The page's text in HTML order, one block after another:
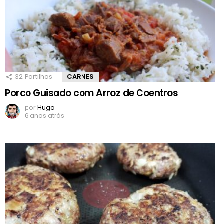
32 Partilhas CARNES
Porco Guisado com Arroz de Coentros
porHugo
6 anos atrás